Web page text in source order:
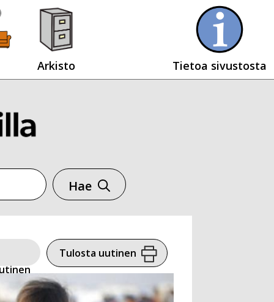
Arkisto Tietoa sivustosta
Hae
Tulosta uutinen